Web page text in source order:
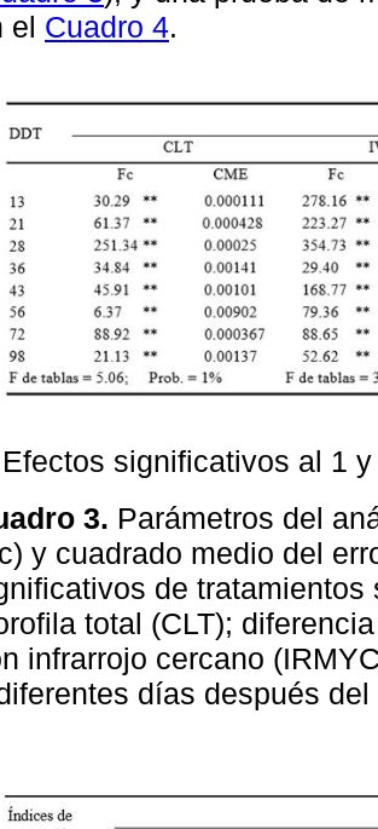
el Cuadro 4.
significativos al 1
3. Parámetros del
y cuadrado medio del
de
total (CLT);
infrarrojo cercano
días después